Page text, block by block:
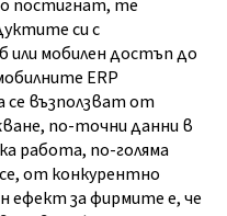
постигнат, те
си с
или мобилен достъп до
ERP
се възползват от
по-точни данни в
работа, по-голяма
от конкурентно
ефект за фирмите е, че